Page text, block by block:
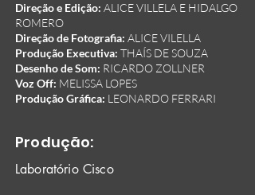
Direção e Edição: ALICE VILLELA E HIDALGO
ROMERO
Direção de Fotografia: ALICE VILELLA
Produção Executiva: THAÍS DE SOUZA
Desenho de Som: RICARDO ZOLLNER
Voz Off: MELISSA LOPES
Produção Gráfica: LEONARDO FERRARI
Produção:
Laboratório Cisco